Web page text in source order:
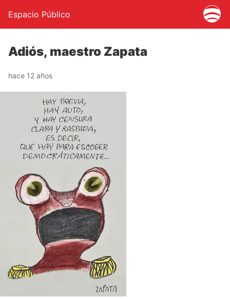
Espacio Público
Adiós, maestro Zapata
hace 12 años